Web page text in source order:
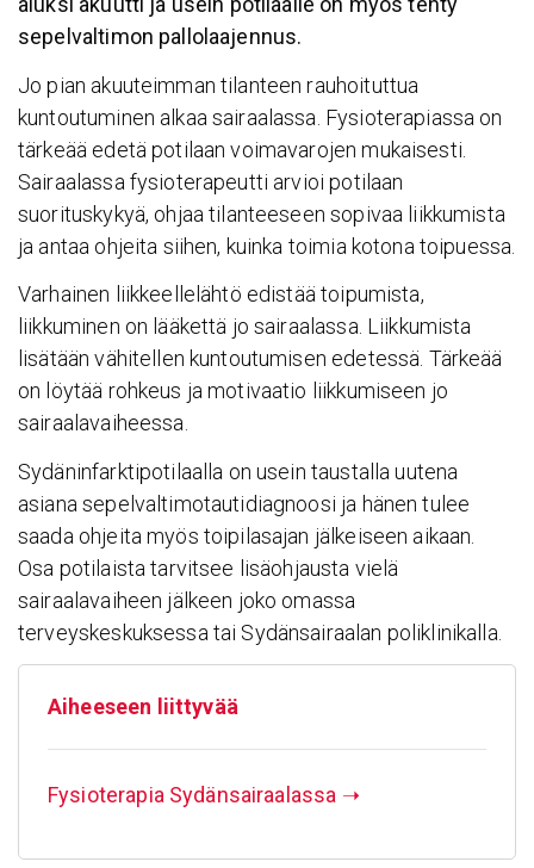
sepelvaltimon pallolaajennus.
Jo pian akuuteimman tilanteen rauhoituttua
kuntoutuminen alkaa sairaalassa. Fysioterapiassa on
tärkeää edetä potilaan voimavarojen mukaisesti.
Sairaalassa fysioterapeutti arvioi potilaan
suorituskykyä, ohjaa tilanteeseen sopivaa liikkumista
ja antaa ohjeita siihen, kuinka toimia kotona toipuessa.
Varhainen liikkeellelähtö edistää toipumista,
liikkuminen on lääkettä jo sairaalassa. Liikkumista
lisätään vähitellen kuntoutumisen edetessä. Tärkeää
on löytää rohkeus ja motivaatio liikkumiseen jo
sairaalavaiheessa.
Sydäninfarktipotilaalla on usein taustalla uutena
asiana sepelvaltimotautidiagnoosi ja hänen tulee
saada ohjeita myös toipilasajan jälkeiseen aikaan.
Osa potilaista tarvitsee lisäohjausta vielä
sairaalavaiheen jälkeen joko omassa
terveyskeskuksessa tai Sydänsairaalan poliklinikalla.
Aihee­seen liit­tyvää
Fysioterapia Sydänsairaalassa ➝